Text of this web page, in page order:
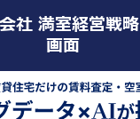
社 満室経営戦
画面